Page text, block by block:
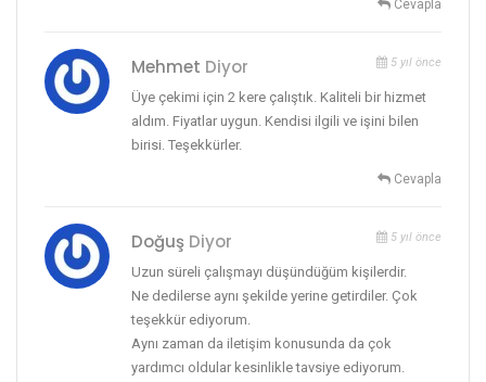
Cevapla
Mehmet Diyor 5 yıl önce
Üye çekimi için 2 kere çalıştık. Kaliteli bir hizmet
aldım. Fiyatlar uygun. Kendisi ilgili ve işini bilen
birisi. Teşekkürler.
Cevapla
Doğuş Diyor 5 yıl önce
Uzun süreli çalışmayı düşündüğüm kişilerdir.
Ne dedilerse aynı şekilde yerine getirdiler. Çok
teşekkür ediyorum.
Aynı zaman da iletişim konusunda da çok
yardımcı oldular kesinlikle tavsiye ediyorum.